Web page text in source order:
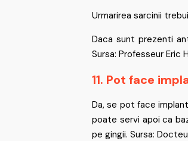
Urmarirea sarcinii
Daca sunt prezenti
Sursa: Professeur Eric
11. Pot face
Da, se pot face
poate servi apoi ca
pe gingii. Sursa: